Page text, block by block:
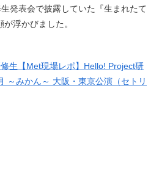
発表会で披露していた『生まれたて
浮かびました。
生【Met現場レポ】Hello! Project研
～みかん～ 大阪・東京公演（セトリ